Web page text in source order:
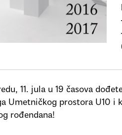
11. jula u 19 časova
Umetničkog prostora U10 i
rođendana!